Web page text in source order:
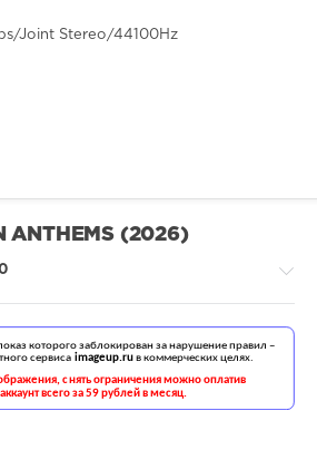
Joint Stereo/44100Hz
ANTHEMS (2026)